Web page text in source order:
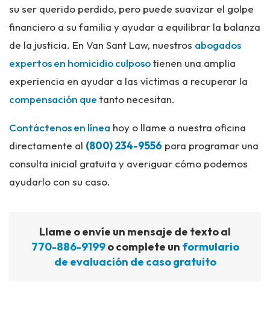
su ser querido perdido, pero puede suavizar el golpe
financiero a su familia y ayudar a equilibrar la balanza
de la justicia. En Van Sant Law, nuestros abogados
expertos en homicidio culposotienen una amplia
experiencia en ayudar a las víctimas a recuperar la
compensación que tanto necesitan.
Contáctenos en línea hoy o llame a nuestra oficina
directamente al (800) 234-9556 para programar una
consulta inicial gratuita y averiguar cómo podemos
ayudarlo con su caso.
Llame o envíe un mensaje de texto al
770-886-9199o complete un formulario
de evaluación de caso gratuito